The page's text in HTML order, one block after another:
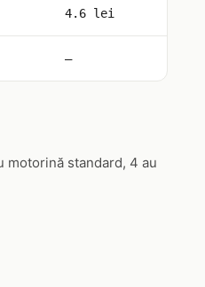
4.6 lei
—
motorină standard, 4 au